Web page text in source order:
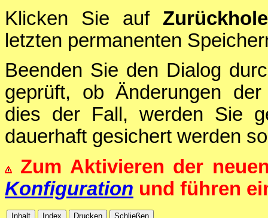
Klicken Sie auf
letzten permanenten
Beenden Sie den Dialog
geprüft, ob Änderungen
dies der Fall, werden Sie
dauerhaft gesichert werden
Zum Aktivieren der
Konfiguration und führen